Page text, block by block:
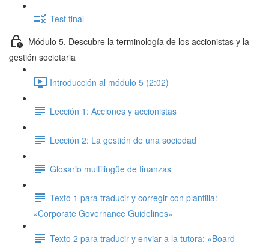
Test final
Módulo 5. Descubre la terminología de los accionistas y la
gestión societaria
Introducción al módulo 5 (2:02)
Lección 1: Acciones y accionistas
Lección 2: La gestión de una sociedad
Glosario multilingüe de finanzas
Texto 1 para traducir y corregir con plantilla:
«Corporate Governance Guidelines»
Texto 2 para traducir y enviar a la tutora: «Board